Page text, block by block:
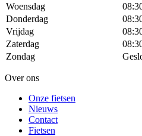
Woensdag
Donderdag
Vrijdag
Zaterdag
Zondag
Over ons
Onze fietsen
Nieuws
Contact
Fietsen